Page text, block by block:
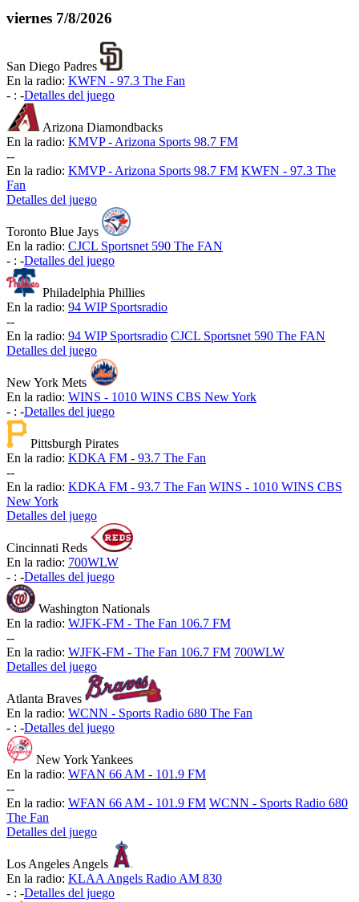
viernes 7/8/2026
San Diego Padres
En la radio: KWFN - 97.3 The Fan
- : -Detalles del juego
Arizona Diamondbacks
En la radio: KMVP - Arizona Sports 98.7 FM
--
En la radio: KMVP - Arizona Sports 98.7 FM KWFN - 97.3 The
Fan
Detalles del juego
Toronto Blue Jays
En la radio: CJCL Sportsnet 590 The FAN
- : -Detalles del juego
Philadelphia Phillies
En la radio: 94 WIP Sportsradio
--
En la radio: 94 WIP Sportsradio CJCL Sportsnet 590 The FAN
Detalles del juego
New York Mets
En la radio: WINS - 1010 WINS CBS New York
- : -Detalles del juego
Pittsburgh Pirates
En la radio: KDKA FM - 93.7 The Fan
--
En la radio: KDKA FM - 93.7 The Fan WINS - 1010 WINS CBS
New York
Detalles del juego
Cincinnati Reds
En la radio: 700WLW
- : -Detalles del juego
Washington Nationals
En la radio: WJFK-FM - The Fan 106.7 FM
--
En la radio: WJFK-FM - The Fan 106.7 FM 700WLW
Detalles del juego
Atlanta Braves
En la radio: WCNN - Sports Radio 680 The Fan
- : -Detalles del juego
New York Yankees
En la radio: WFAN 66 AM - 101.9 FM
--
En la radio: WFAN 66 AM - 101.9 FM WCNN - Sports Radio 680
The Fan
Detalles del juego
Los Angeles Angels
En la radio: KLAA Angels Radio AM 830
- : -Detalles del juego